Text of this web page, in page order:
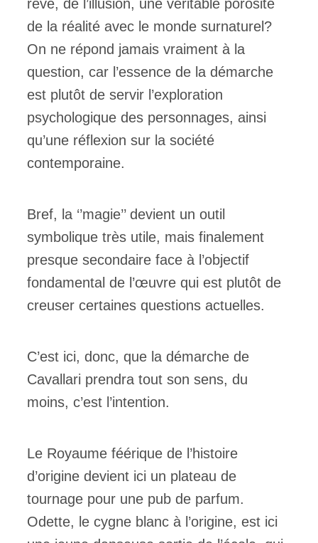
rêve, de l’illusion, une véritable porosité
de la réalité avec le monde surnaturel?
On ne répond jamais vraiment à la
question, car l’essence de la démarche
est plutôt de servir l’exploration
psychologique des personnages, ainsi
qu’une réflexion sur la société
contemporaine.
Bref, la ‘’magie’’ devient un outil
symbolique très utile, mais finalement
presque secondaire face à l’objectif
fondamental de l’œuvre qui est plutôt de
creuser certaines questions actuelles.
C’est ici, donc, que la démarche de
Cavallari prendra tout son sens, du
moins, c’est l’intention.
Le Royaume féérique de l’histoire
d’origine devient ici un plateau de
tournage pour une pub de parfum.
Odette, le cygne blanc à l’origine, est ici